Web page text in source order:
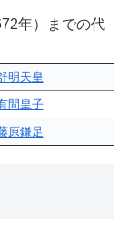
年）までの代
明天皇
間皇子
原鎌足